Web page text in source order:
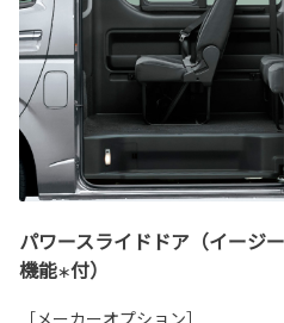
パワースライドドア（イージ
機能＊付）